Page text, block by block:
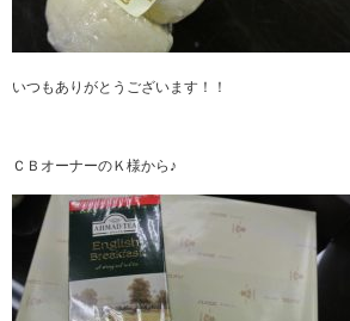
いつもありがとうございます！！
ＣＢオーナーのＫ様から♪